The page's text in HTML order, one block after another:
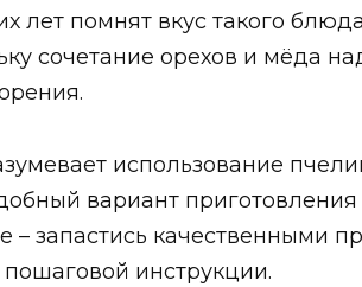
лет помнят вкус такого
сочетание орехов и мёда
использование
вариант
– запастись качественными
инструкции.